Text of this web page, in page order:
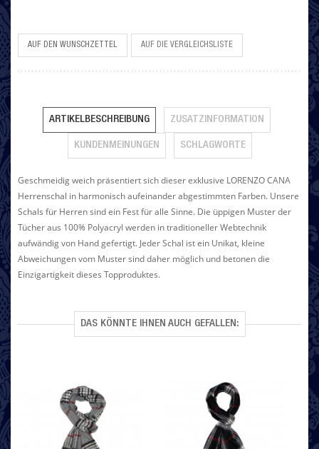
AUF DEN WUNSCHZETTEL AUF DIE VERGLEICHSLISTE
ARTIKELBESCHREIBUNG ZUSATZINFORMATION
KUNDENMEINUNGEN SCHLAGWORTE
Geschmeidig weich präsentiert sich dieser exklusive LORENZO CANA
Herrenschal in harmonisch aufeinander abgestimmten Farben. Unsere
Schals für Herren sind ein Fest für alle Sinne. Die üppigen Muster der
Tücher aus 100% Polyacryl werden in traditioneller Webtechnik
aufwändig von Hand gefertigt. Jeder Schal ist ein Unikat, kleine
Abweichungen vom Muster sind daher möglich und betonen die
Einzigartigkeit dieses Topproduktes.
DAS KÖNNTE IHNEN AUCH GEFALLEN: